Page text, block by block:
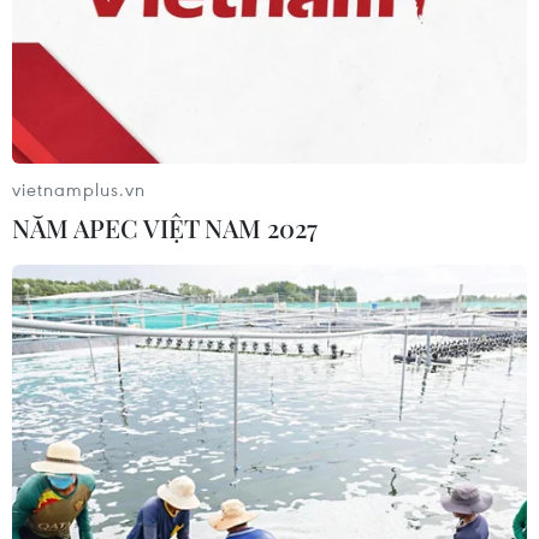
Bộ GD-ĐT dự kiến điều chỉnh trong
bổ nhiệm chức danh và xếp lương
nhà giáo
sở giáo dục trên cả nước, tương ứng
45,7%
06/08/2026 01:26
Đề xuất trợ cấp một lần cho giáo viên
mầm non đã nghỉ công tác chưa
hưởng chế độ
05/08/2026 14:59
vietnamplus.vn
NĂM APEC VIỆT NAM 2027